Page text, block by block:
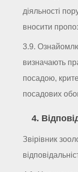
діяльності
вносити
3.9.
визначають
посадою,
посадових
4.
Звірівник